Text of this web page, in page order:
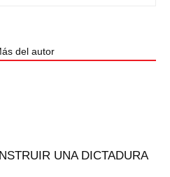
del autor
UNA DICTADURA